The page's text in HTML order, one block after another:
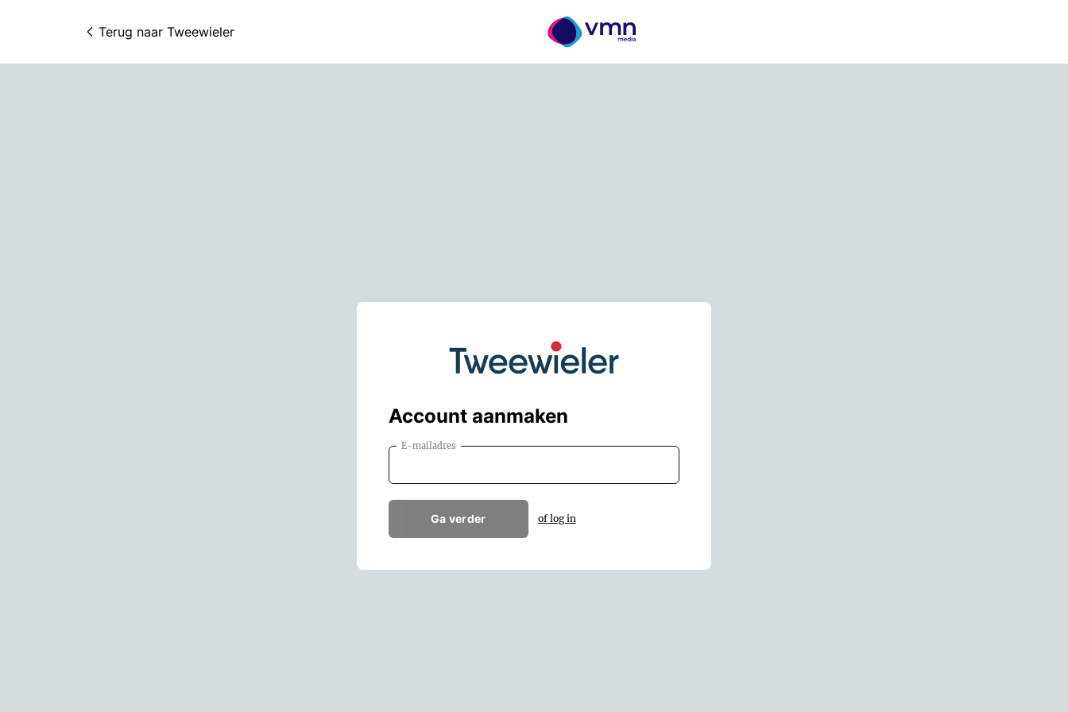
Terug naar Tweewieler
Account aanmaken
E-mailadres
Ga verder of log in